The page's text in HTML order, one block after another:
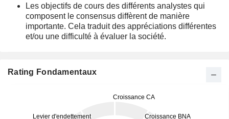
Les objectifs de cours des différents analystes qui
composent le consensus diffèrent de manière
importante. Cela traduit des appréciations différentes
et/ou une difficulté à évaluer la société.
Rating Fondamentaux